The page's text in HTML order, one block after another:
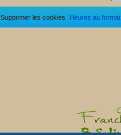
Heures au format
Supprimer les cookies